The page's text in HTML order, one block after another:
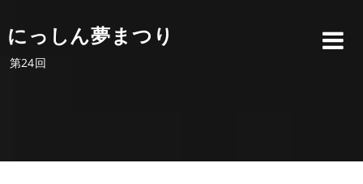
にっしん夢まつり
第24回